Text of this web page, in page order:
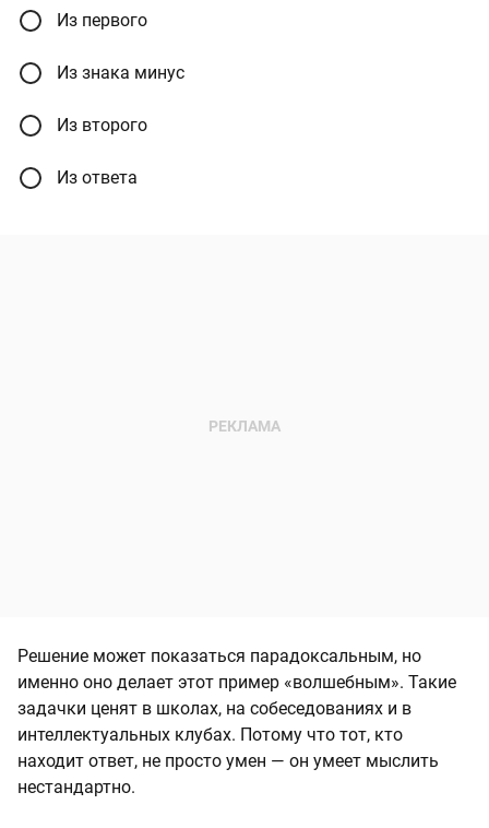
Из первого
Из знака минус
Из второго
Из ответа
Решение может показаться парадоксальным, но
именно оно делает этот пример «волшебным». Такие
задачки ценят в школах, на собеседованиях и в
интеллектуальных клубах. Потому что тот, кто
находит ответ, не просто умен — он умеет мыслить
нестандартно.